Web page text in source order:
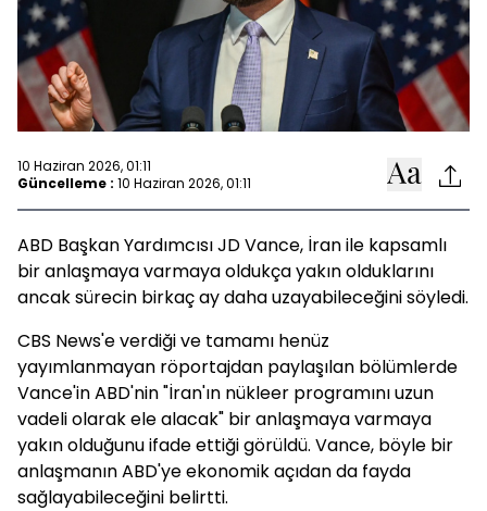
10 Haziran 2026, 01:11
Güncelleme : 10 Haziran 2026, 01:11
ABD Başkan Yardımcısı JD Vance, İran ile kapsamlı
bir anlaşmaya varmaya oldukça yakın olduklarını
ancak sürecin birkaç ay daha uzayabileceğini söyledi.
CBS News'e verdiği ve tamamı henüz
yayımlanmayan röportajdan paylaşılan bölümlerde
Vance'in ABD'nin "İran'ın nükleer programını uzun
vadeli olarak ele alacak" bir anlaşmaya varmaya
yakın olduğunu ifade ettiği görüldü. Vance, böyle bir
anlaşmanın ABD'ye ekonomik açıdan da fayda
sağlayabileceğini belirtti.